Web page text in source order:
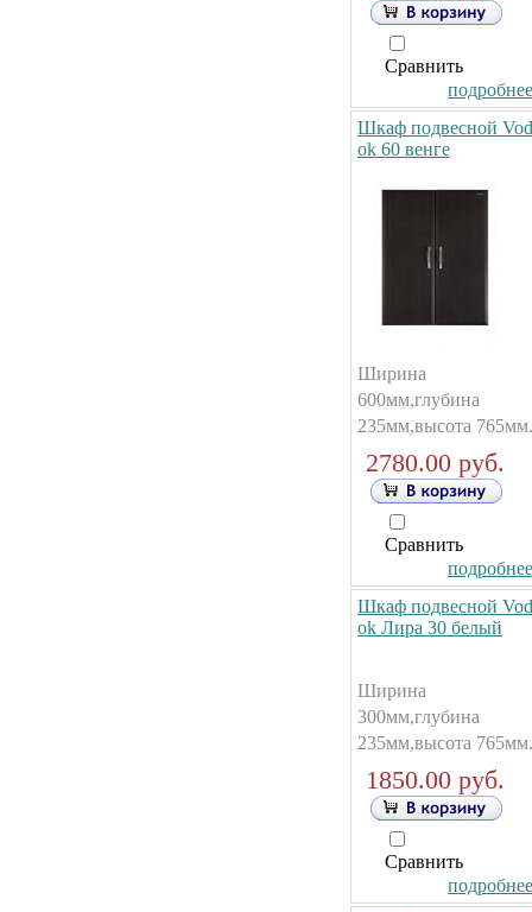
Сравнить
Шкаф подвесной
ok 60 венге
Ширина
600мм,глубина
235мм,высота 765мм.
2780.00 руб.
Сравнить
Шкаф подвесной
ok Лира 30 белый
Ширина
300мм,глубина
235мм,высота 765мм.
1850.00 руб.
Сравнить